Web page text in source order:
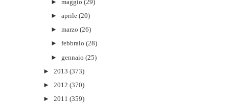
►maggio (29)
►aprile (20)
►marzo (26)
►febbraio (28)
►gennaio (25)
► 2013 (373)
► 2012 (370)
► 2011 (359)